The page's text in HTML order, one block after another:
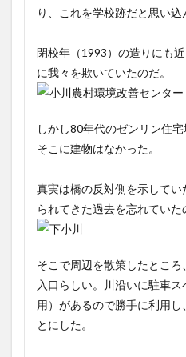
り、これを学校跡だと思い込
閉校年（1993）の造りにも
に我々を欺いていたのだ。
しかし80年代のゼンリン住
そこに建物はなかった。
真実は橋の反対側を示して
られてきた過去を忘れていた
そこで周辺を散策したとこ
入口らしい。川沿いに駐車
用）があるので勝手に利用
とにした。